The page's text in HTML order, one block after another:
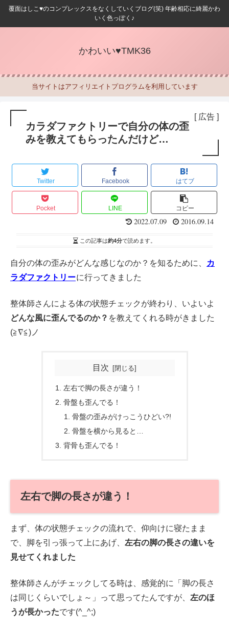
覆面はしこ♥のコンプレックスをなくしていくブログ(笑) 年齢相応に綺麗かわ
いく色っぽく♪
かわいい♥TMK36
当サイトはアフィリエイトプログラムを利用しています
[ 広告 ]
カラダファクトリーで自分の体の歪
みを教えてもらったんだけど…
Twitter Facebook はてブ
Pocket LINE コピー
2022.07.09 2016.09.14
この記事は約4分で読めます。
自分の体の歪みがどんな感じなのか？を知るために、
カ
ラダファクトリーに行ってきました
整体師さんによる体の状態チェックが終わり、いよいよ
どんな風に歪んでるのか？ を教えてくれる時がきました
(≧∇≦)ノ
目次
左右で脚の長さが違う！
骨盤も歪んでる！
骨盤の歪みがけっこうひどい?!
骨盤を横から見ると…
背骨も歪んでる！
左右で脚の長さが違う！
まず、体の状態チェックの流れで、仰向けに寝たまま
で、脚を引っ張って上にあげ、 左右の脚の長さの違いを
見せてくれました
整体師さんがチェックしてる時は、感覚的に「脚の長さ
は同じくらいでしょ～」って思ってたんですが、 左のほ
うが長かったです(^_^;)